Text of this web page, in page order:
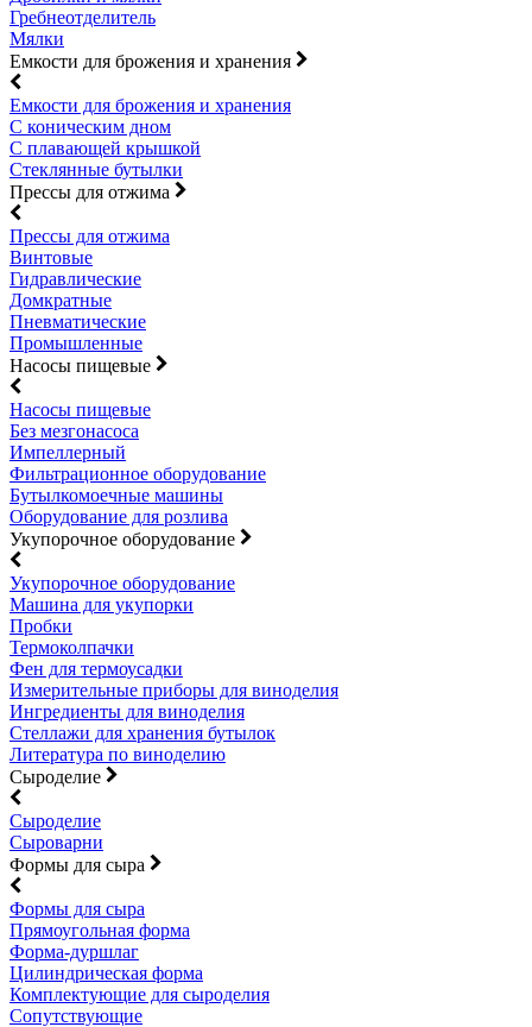
Гребнеотделитель
Мялки
Емкости для брожения и хранения
Емкости для брожения и хранения
С коническим дном
С плавающей крышкой
Стеклянные бутылки
Прессы для отжима
Прессы для отжима
Винтовые
Гидравлические
Домкратные
Пневматические
Промышленные
Насосы пищевые
Насосы пищевые
Без мезгонасоса
Импеллерный
Фильтрационное оборудование
Бутылкомоечные машины
Оборудование для розлива
Укупорочное оборудование
Укупорочное оборудование
Машина для укупорки
Пробки
Термоколпачки
Фен для термоусадки
Измерительные приборы для виноделия
Ингредиенты для виноделия
Стеллажи для хранения бутылок
Литература по виноделию
Сыроделие
Сыроделие
Сыроварни
Формы для сыра
Формы для сыра
Прямоугольная форма
Форма-дуршлаг
Цилиндрическая форма
Комплектующие для сыроделия
Сопутствующие